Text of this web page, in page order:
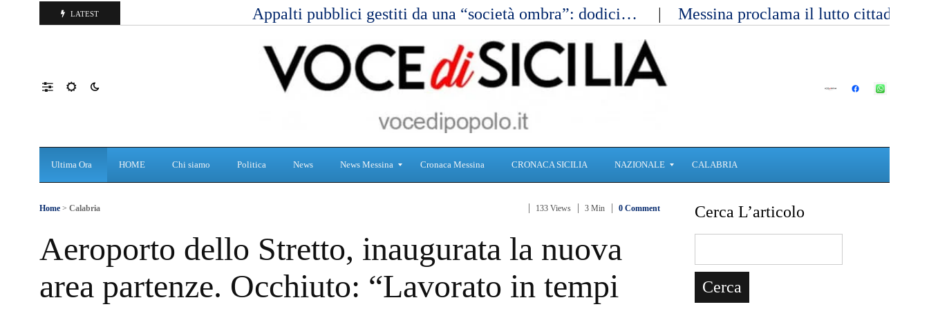
LATEST Appalti pubblici gestiti da una “società ombra”: dodici… Messina proclama il lutto cittadino
Ultima Ora HOME Chi siamo Politica News News Messina
n
i
à
Cronaca Messina CRONACA SICILIA NAZIONALE
o
n
c
a
CALABRIA
Home > Calabria 133 Views 3 Min 0 Comment
Aeroporto dello Stretto, inaugurata la nuova
area partenze. Occhiuto: “Lavorato in tempi
Cerca L’articolo